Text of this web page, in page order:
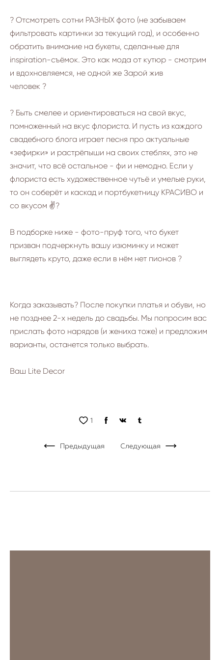
? Отсмотреть сотни РАЗНЫХ фото (не забываем
фильтровать картинки за текущий год), и особенно
обратить внимание на букеты, сделанные для
inspiration-съёмок. Это как мода от кутюр - смотрим
и вдохновляемся, не одной же Зарой жив
человек ?
? Быть смелее и ориентироваться на свой вкус,
помноженный на вкус флориста. И пусть из каждого
свадебного блога играет песня про актуальные
«зефирки» и растрёпыши на своих стеблях, это не
значит, что всё остальное - фи и немодно. Если у
флориста есть художественное чутьё и умелые руки,
то он соберёт и каскад и портбукетницу КРАСИВО и
со вкусом ✌?
В подборке ниже - фото-пруф того, что букет
призван подчеркнуть вашу изюминку и может
выглядеть круто, даже если в нём нет пионов ?
Когда заказывать? После покупки платья и обуви, но
не позднее 2-х недель до свадьбы. Мы попросим вас
прислать фото нарядов (и жениха тоже) и предложим
варианты, останется только выбрать.
Ваш Lite Decor
1
Предыдущая Следующая